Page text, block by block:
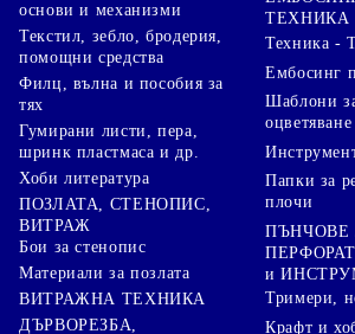
основи и механизми
Текстил, зебло, бродерия,
помощни средства
Филц, вълна и пособия за
тях
Гумирани листи, пера,
шринк пластмаса и др.
Хоби литература
ПОЗЛАТА, СТЕНОПИС,
ВИТРАЖ
Бои за стенопис
Материали за позлата
ВИТРАЖНА ТЕХНИКА
ДЪРВОРЕЗБА,
ТЕХНИКА
Техника -
Ембосинг
Шаблони
Папки за
плочи
ПЪНЧОВЕ
и
Тримери,
Крафт и